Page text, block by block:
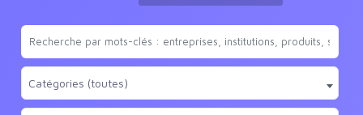
Catégories (toutes)